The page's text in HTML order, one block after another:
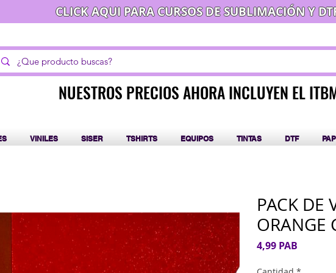
CLICK AQUI PARA CURSOS DE SUBLIMACIÓN Y
NUESTROS PRECIOS AHORA INCLUYEN EL
NUESTROS PRECIOS AHORA INCLUYEN EL
VINILES SISER TSHIRTS EQUIPOS TINTAS DTF
PACK DE
ORANGE
4,99 PAB